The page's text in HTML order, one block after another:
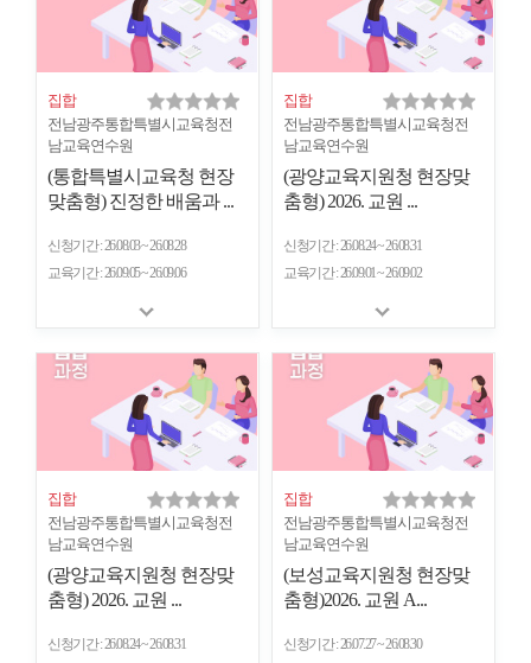
집합
전남광주통합특별시교육청전
남교육연수원
(통합특별시교육청 현장
맞춤형) 진정한 배움과 ...
신청기간 26.08.03 ~ 26.08.28
교육기간 26.09.05 ~ 26.09.06
집합
전남광주통합특별시교육청전
남교육연수원
(광양교육지원청 현장맞
춤형) 2026. 교원 ...
신청기간 26.08.24 ~ 26.08.31
교육기간 26.09.01 ~ 26.09.02
집합
전남광주통합특별시교육청전
남교육연수원
(광양교육지원청 현장맞
춤형) 2026. 교원 ...
신청기간 26.08.24 ~ 26.08.31
집합
전남광주통합특별시교육청전
남교육연수원
(보성교육지원청 현장맞
춤형)2026. 교원 A...
신청기간 26.07.27 ~ 26.08.30